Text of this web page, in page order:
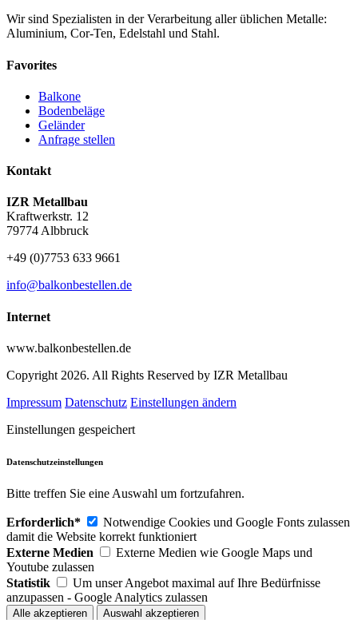
Wir sind Spezialisten in der Verarbeitung aller üblichen Metalle:
Aluminium, Cor-Ten, Edelstahl und Stahl.
Favorites
Balkone
Bodenbeläge
Geländer
Anfrage stellen
Kontakt
IZR Metallbau
Kraftwerkstr. 12
79774 Albbruck
+49 (0)7753 633 9661
info@balkonbestellen.de
Internet
www.balkonbestellen.de
Copyright 2026. All Rights Reserved by IZR Metallbau
Impressum Datenschutz Einstellungen ändern
Einstellungen gespeichert
Datenschutzeinstellungen
Bitte treffen Sie eine Auswahl um fortzufahren.
Erforderlich*
Notwendige Cookies und Google Fonts zulassen
damit die Website korrekt funktioniert
Externe Medien
Externe Medien wie Google Maps und
Youtube zulassen
Statistik
Um unser Angebot maximal auf Ihre Bedürfnisse
anzupassen - Google Analytics zulassen